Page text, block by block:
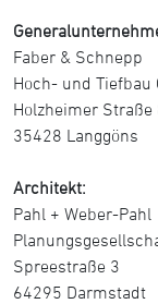
Faber & Schnepp
Hoch- und Tiefbau
Holzheimer Straße
35428 Langgöns
Architekt:
Pahl + Weber-Pahl
Spreestraße 3
64295 Darmstadt